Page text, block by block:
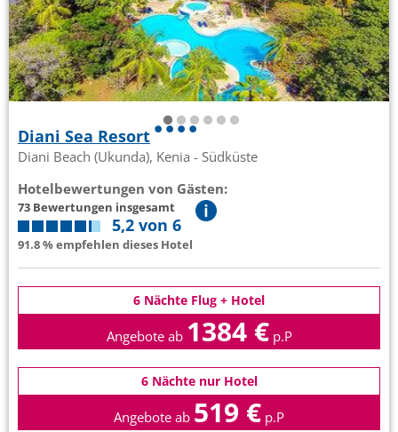
Diani Sea Resort
Diani Beach (Ukunda), Kenia - Südküste
Hotelbewertungen von Gästen:
73 Bewertungen insgesamt
5,2 von 6
91.8 % empfehlen dieses Hotel
6 Nächte Flug + Hotel
Angebote ab 1384 € p.P
6 Nächte nur Hotel
Angebote ab 519 € p.P